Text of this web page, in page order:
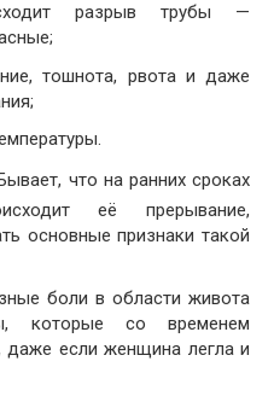
разрыв трубы —
тошнота, рвота и даже
что на ранних сроках
её прерывание,
основные признаки такой
боли в области живота
которые со временем
даже если женщина легла и